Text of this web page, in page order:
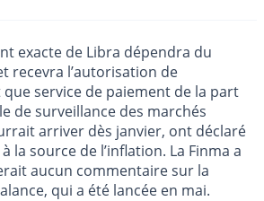
exacte de Libra dépendra du
recevra l’autorisation de
service de paiement de la part
de surveillance des marchés
arriver dès janvier, ont déclaré
la source de l’inflation. La Finma a
aucun commentaire sur la
qui a été lancée en mai.